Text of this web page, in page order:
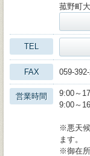
菰野町
TEL
FAX 059-
営業時間
9:00～
9:00～
※悪天
ます。
※御在